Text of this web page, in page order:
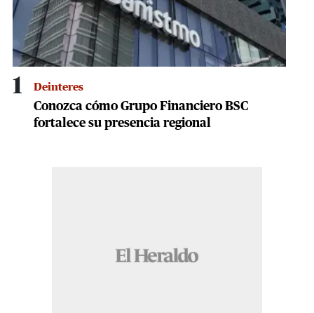
1 Deinteres
Conozca cómo Grupo Financiero BSC
fortalece su presencia regional